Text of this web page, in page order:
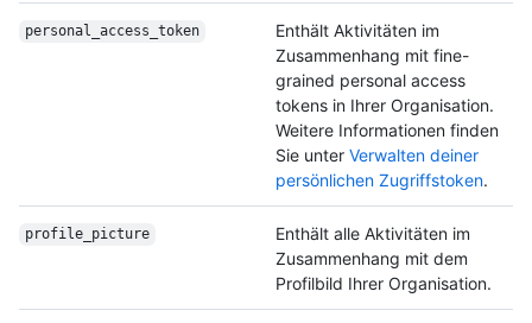
personal_access_ token
Enthält Aktivitäten im
Zusammenhang mit fine-
grained personal access
tokens in Ihrer Organisation.
Weitere Informationen finden
Sie unter Verwalten deiner
persönlichen Zugriffstoken.
profile_picture
Enthält alle Aktivitäten im
Zusammenhang mit dem
Profilbild Ihrer Organisation.